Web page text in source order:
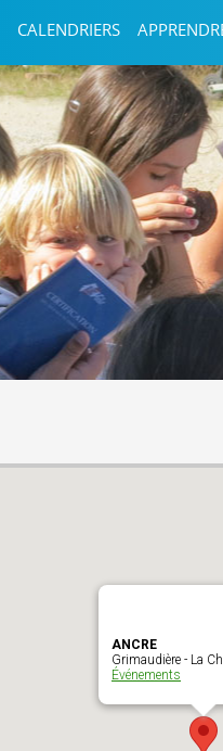
CALENDRIERS
ANCRE
Grimaudière - La
Événements